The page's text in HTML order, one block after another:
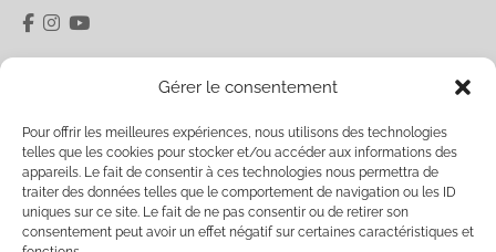
Gérer le consentement
Pour offrir les meilleures expériences, nous utilisons des technologies
telles que les cookies pour stocker et/ou accéder aux informations des
appareils. Le fait de consentir à ces technologies nous permettra de
traiter des données telles que le comportement de navigation ou les ID
uniques sur ce site. Le fait de ne pas consentir ou de retirer son
consentement peut avoir un effet négatif sur certaines caractéristiques et
5 rue du Pâty 28400 Nogent-le-Rotrou
Ouverture Vendredi / Samedi 15h00-18h00 et sur
rendez-vouslabelfriche.contact@gmail.com
Veuillez entrer votre email pour recevoir notre